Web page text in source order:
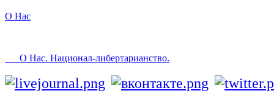
О Нас
О Нас. Национал-либертарианство.